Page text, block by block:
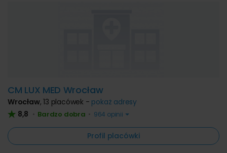
CM LUX MED Wrocław
Wrocław,13 placówek - pokaż adresy
8,8 • Bardzo dobra • 964 opinii
Profil placówki